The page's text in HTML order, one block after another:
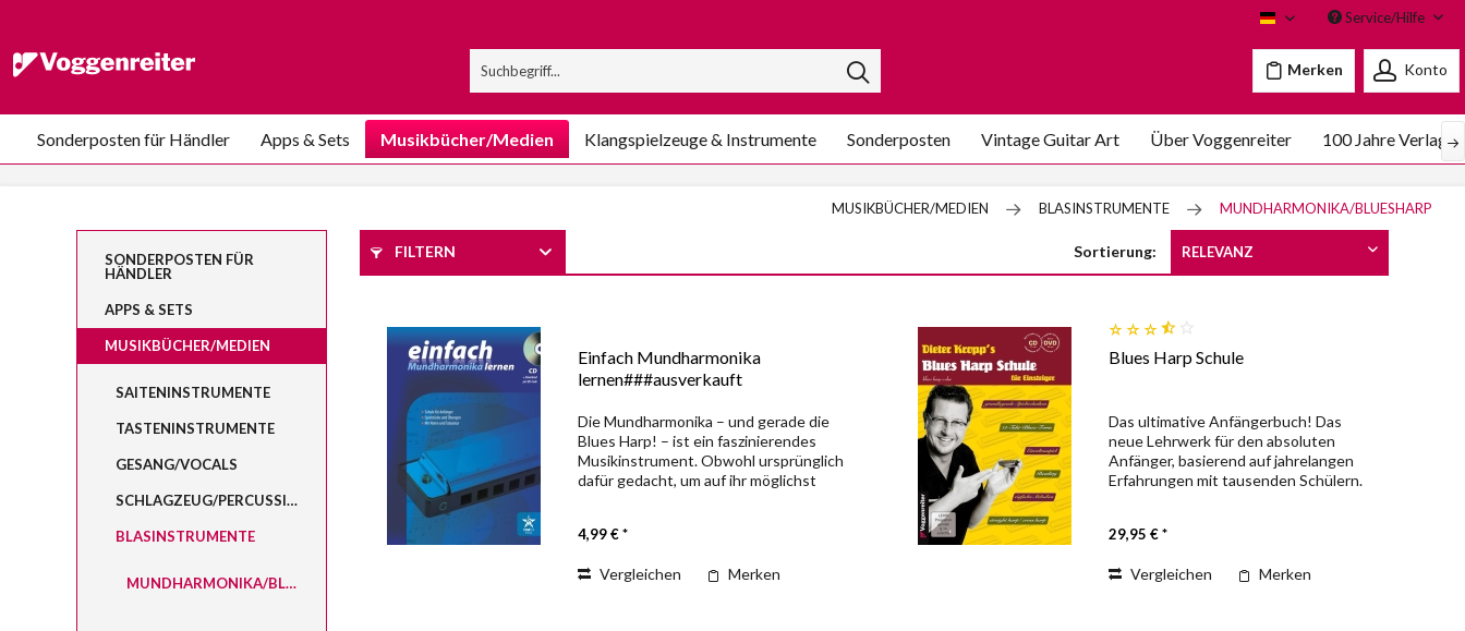
VoggenreiterService/Hilfe
Merken Konto
Sonderposten für Händler Apps & Sets Musikbücher/Medien Klangspielzeuge & Instrumente Sonderposten Vintage Guitar Art Über Voggenreiter 100 Jahre
MUSIKBÜCHER/MEDIEN BLASINSTRUMENTE MUNDHARMONIKA/BLUESHARP
SONDERPOSTEN FÜR
HÄNDLER
APPS & SETS
MUSIKBÜCHER/MEDIEN
SAITENINSTRUMENTE
TASTENINSTRUMENTE
GESANG/VOCALS
SCHLAGZEUG/PERCUSSION
BLASINSTRUMENTE
MUNDHARMONIKA/BLUESHARP
FILTERN Sortierung:
Einfach Mundharmonika
lernen###ausverkauft
Die Mundharmonika – und gerade die
Blues Harp! – ist ein faszinierendes
Musikinstrument. Obwohl ursprünglich
dafür gedacht, um auf ihr möglichst
einzigartigen...
4,99 € *
Vergleichen Merken
Blues Harp Schule
Das ultimative Anfängerbuch! Das
neue Lehrwerk für den absoluten
Anfänger, basierend auf jahrelangen
Erfahrungen mit tausenden Schülern.
und die selbst ohne...
29,95 € *
Vergleichen Merken